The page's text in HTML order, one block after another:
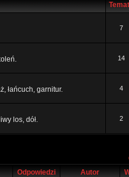
7
14
łańcuch, garnitur. 4
los, dół. 2
Odpowiedzi Autor